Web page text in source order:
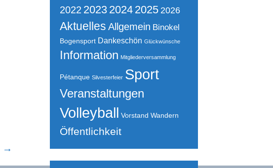
→
2022 2023 2024 2025 2026
Aktuelles Allgemein Binokel
Bogensport Dankeschön Glückwünsche
Information Mitgliederversammlung
Pétanque Silvesterfeier Sport
Veranstaltungen
Volleyball Vorstand Wandern
Öffentlichkeit